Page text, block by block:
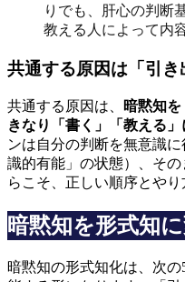
りでも、肝心の判断
教える人によって内
共通する原因は「引
共通する原因は、
暗黙知
きなり「書く」「教える」
ンは自分の判断を無意識
識的有能」の状態）、そ
らこそ、正しい順序とやり
暗黙知を形式知
暗黙知の形式知化は、次